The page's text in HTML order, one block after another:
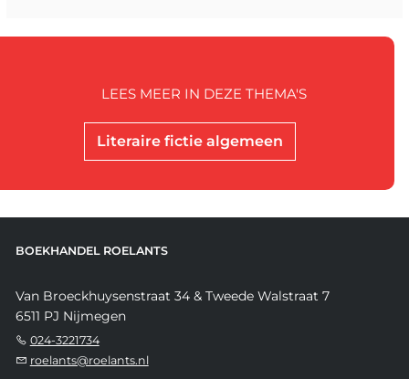
Literaire fictie algemeen
LEES MEER IN DEZE THEMA'S
BOEKHANDEL ROELANTS
Van Broeckhuysenstraat 34 & Tweede Walstraat 7
6511 PJ Nijmegen
024-3221734
roelants@roelants.nl